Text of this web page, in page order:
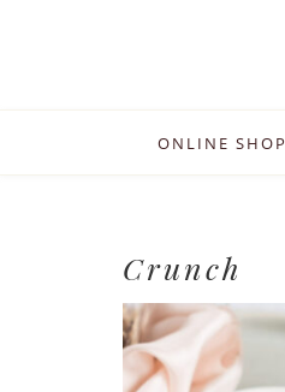
ONLINE SHOP
Crunch